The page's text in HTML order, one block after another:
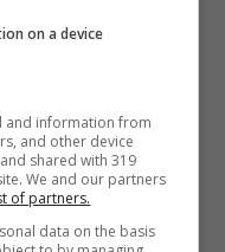
hotel economico e
on a device
and information from
and other device
shared with 319
We and our partners
of partners.
data on the basis